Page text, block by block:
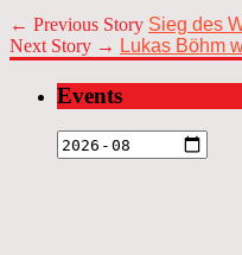
← Previous Story Sieg des
Next Story → Lukas Böhm
Events